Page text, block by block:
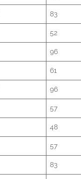
83
52
96
61
96
57
48
57
83